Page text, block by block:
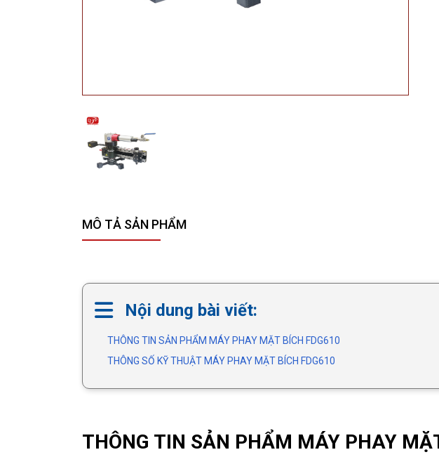
MÔ TẢ SẢN PHẨM
Nội dung bài viết:
THÔNG TIN SẢN PHẨM MÁY PHAY MẶT BÍCH FDG610
THÔNG SỐ KỸ THUẬT MÁY PHAY MẶT BÍCH FDG610
THÔNG TIN SẢN PHẨM MÁY PHAY